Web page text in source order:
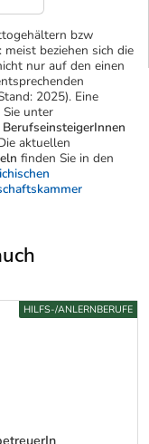
bzw
beziehen sich die
nur auf den einen
2025). Eine
unter
aktuellen
finden Sie in den
HILFS-/ANLERNBERUFE